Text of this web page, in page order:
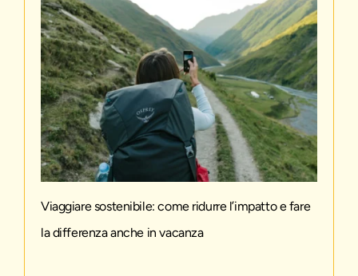
Viaggiare sostenibile: come ridurre l’impatto e fare
la differenza anche in vacanza